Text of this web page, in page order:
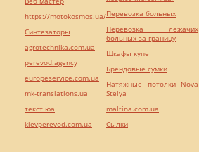
https://motokosmos.ua/
Синтезаторы
agrotechnika.com.ua
perevod.agency
europeservice.com.ua
mk-translations.ua
текст юа
kievperevod.com.ua
Перевозка больных
Перевозка лежачих
больных за границу
Шкафы купе
Брендовые сумки
Натяжные потолки Nova
Stelya
maltina.com.ua
Cылки